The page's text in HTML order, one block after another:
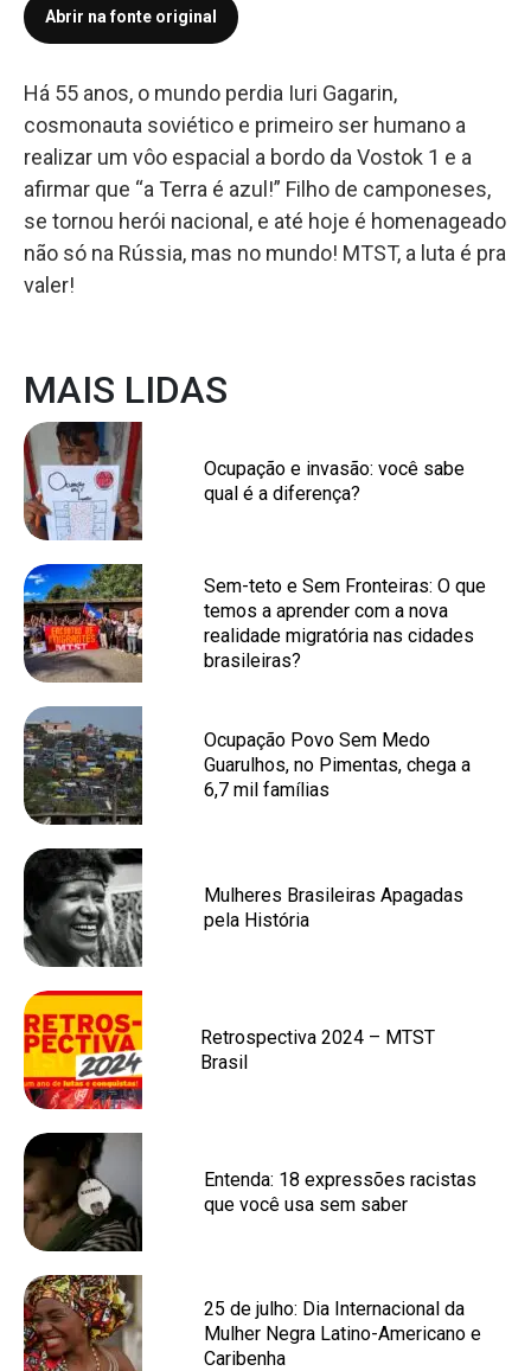
Abrir na fonte original
Há 55 anos, o mundo perdia Iuri Gagarin,
cosmonauta soviético e primeiro ser humano a
realizar um vôo espacial a bordo da Vostok 1 e a
afirmar que “a Terra é azul!” Filho de camponeses,
se tornou herói nacional, e até hoje é homenageado
não só na Rússia, mas no mundo! MTST, a luta é pra
valer!
MAIS LIDAS
Ocupação e invasão: você sabe
qual é a diferença?
Sem-teto e Sem Fronteiras: O que
temos a aprender com a nova
realidade migratória nas cidades
brasileiras?
Ocupação Povo Sem Medo
Guarulhos, no Pimentas, chega a
6,7 mil famílias
Mulheres Brasileiras Apagadas
pela História
Retrospectiva 2024 – MTST
Brasil
Entenda: 18 expressões racistas
que você usa sem saber
25 de julho: Dia Internacional da
Mulher Negra Latino-Americano e
Caribenha